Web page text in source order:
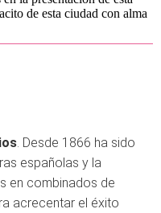
de esta ciudad con alma
. Desde 1866 ha sido
españolas y la
en combinados de
acrecentar el éxito